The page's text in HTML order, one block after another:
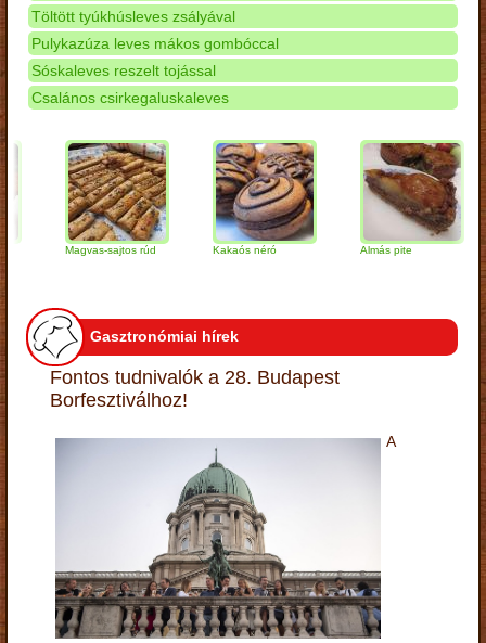
Töltött tyúkhúsleves zsályával
Pulykazúza leves mákos gombóccal
Sóskaleves reszelt tojással
Csalános csirkegaluskaleves
Magvas-sajtos rúd Kakaós néró Almás pite
Gasztronómiai hírek
Fontos tudnivalók a 28. Budapest
Borfesztiválhoz!
A